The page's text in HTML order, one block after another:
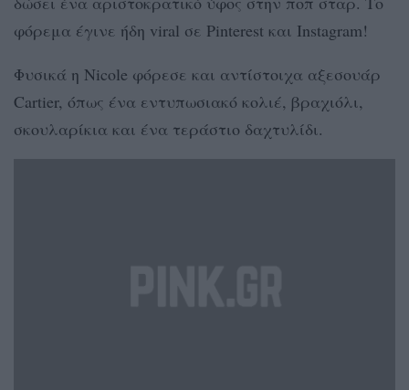
φόρεμα έγινε ήδη viral σε Pinterest και Instagram!
Φυσικά η Nicole φόρεσε και αντίστοιχα αξεσουάρ
Cartier, όπως ένα εντυπωσιακό κολιέ, βραχιόλι,
σκουλαρίκια και ένα τεράστιο δαχτυλίδι.